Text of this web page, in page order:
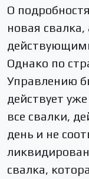
О
новая
Однако по
Управлению
действует
все свалки,
день и не
свалка,